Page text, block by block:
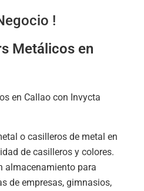
!
Metálicos en
en Callao con Invycta
o casilleros de metal en
de casilleros y colores.
almacenamiento para
de empresas, gimnasios,